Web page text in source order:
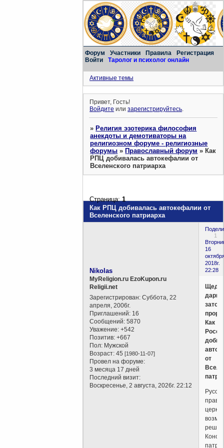
Форум Участники Правила
Регистрация
Войти
Таролог и психолог онлайн
Активные темы
Привет, Гость!
Войдите илизарегистрируйтесь.
»Религия эзотерика философия
анекдоты и демотиваторы на
религиозном форуме - религиозные
форумы »Православный форум »Как
РПЦ добивалась автокефалии от
Вселенского патриарха
Как РПЦ добивалась автокефалии от
Вселенского патриарха
Страница:1
1
16
2018г.
22:28
Nikolas
MyReligion.ru EzoKupon.ru
Religii.net
Зарегистрирован: Суббота, 22
апреля, 2006г.
Приглашений: 16
Сообщений: 5870
Уважение: +542
Позитив: +667
Пол: Мужской
Возраст: 45[1980-11-07]
Провел на форуме:
3 месяца 17 дней
Последний визит:
Воскресенье, 2 августа, 2026г. 22:12
дары,
Как
от